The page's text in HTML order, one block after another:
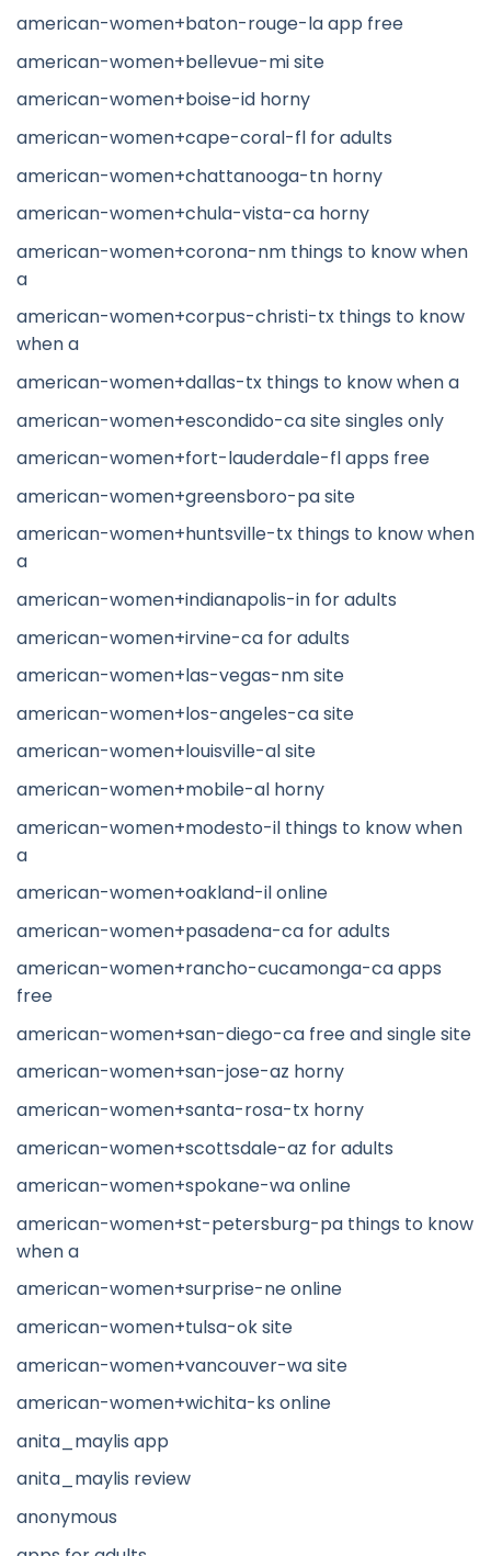
american-women+baton-rouge-la app free
american-women+bellevue-mi site
american-women+boise-id horny
american-women+cape-coral-fl for adults
american-women+chattanooga-tn horny
american-women+chula-vista-ca horny
american-women+corona-nm things to know when
a
american-women+corpus-christi-tx things to know
when a
american-women+dallas-tx things to know when a
american-women+escondido-ca site singles only
american-women+fort-lauderdale-fl apps free
american-women+greensboro-pa site
american-women+huntsville-tx things to know when
a
american-women+indianapolis-in for adults
american-women+irvine-ca for adults
american-women+las-vegas-nm site
american-women+los-angeles-ca site
american-women+louisville-al site
american-women+mobile-al horny
american-women+modesto-il things to know when
a
american-women+oakland-il online
american-women+pasadena-ca for adults
american-women+rancho-cucamonga-ca apps
free
american-women+san-diego-ca free and single site
american-women+san-jose-az horny
american-women+santa-rosa-tx horny
american-women+scottsdale-az for adults
american-women+spokane-wa online
american-women+st-petersburg-pa things to know
when a
american-women+surprise-ne online
american-women+tulsa-ok site
american-women+vancouver-wa site
american-women+wichita-ks online
anita_maylis app
anita_maylis review
anonymous